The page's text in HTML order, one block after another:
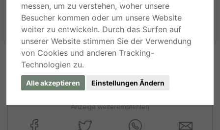
messen, um zu verstehen, woher unsere
Besucher kommen oder um unsere Website
weiter zu entwickeln. Durch das Surfen auf
unserer Website stimmen Sie der Verwendung
von Cookies und anderen Tracking-
Technologien zu.
Alle akzeptieren Einstellungen Ändern
ANFRAGE AN DEN ANBIETER
Anzeige weiterempfehlen